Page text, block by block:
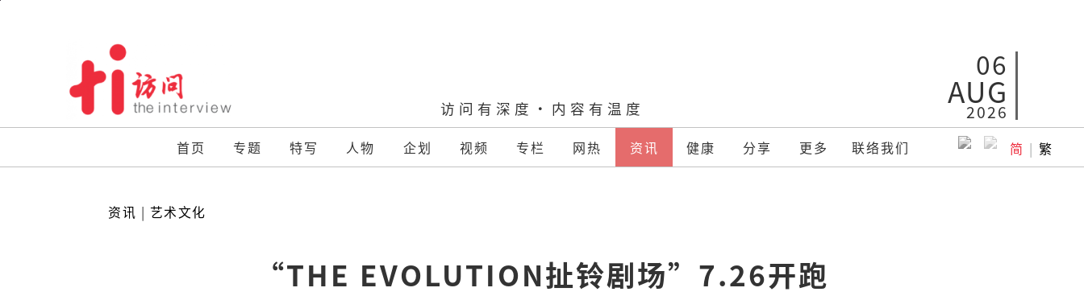
访问有深度·内容有温度
06
AUG
2026
首页 专题 特写 人物 企划 视频 专栏 网热 资讯 健康 分享 更多 联络我们 简 | 繁
资讯 | 艺术文化
“THE EVOLUTION扯铃剧场”7.26开跑